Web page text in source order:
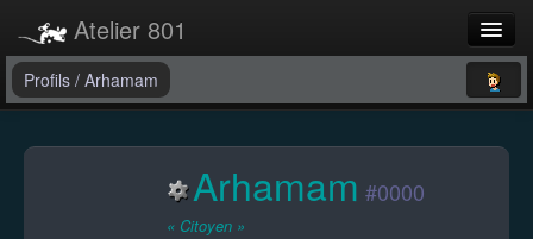
Atelier 801
Forums
Profils / Arhamam
Arhamam #0000
« Citoyen »